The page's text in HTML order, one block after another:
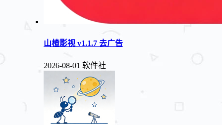
山楂影视 v1.1.7 去广告
2026-08-01 软件社